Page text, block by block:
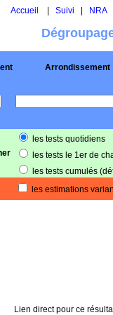
Accueil Suivi NRA
Arrondissement
les tests quotidiens
les tests le 1er de
les tests cumulés
les estimations
Lien direct pour ce